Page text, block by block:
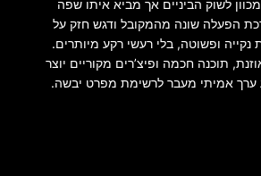
לשוק הביניים אך מביא איתו שפה
הפעלה שונה מהמקובל ודגש חזק על
נקייה ופשוטה, בלי רעשי רקע מיותרים.
תוכנה חכמה ופיצ’רים מקוריים יוצר
ערך אמיתי מעבר לרשימת מפרט יבשה.